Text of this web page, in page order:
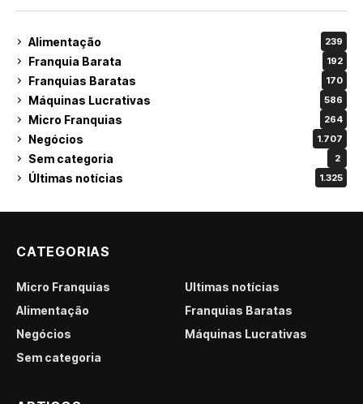
Alimentação 239
Franquia Barata 192
Franquias Baratas 170
Máquinas Lucrativas 586
Micro Franquias 264
Negócios 1.707
Sem categoria 2
Últimas notícias 1.325
CATEGORIAS
Micro Franquias
Últimas notícias
Alimentação
Franquias Baratas
Negócios
Máquinas Lucrativas
Sem categoria